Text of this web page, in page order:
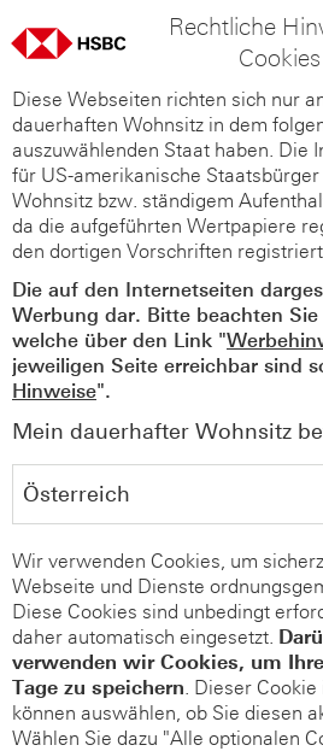
Rechtliche
Cookies
Diese Webseiten richten sich nur
dauerhaften Wohnsitz in dem
auszuwählenden Staat haben. Die
für US-amerikanische
Wohnsitz bzw. ständigem
da die aufgeführten Wertpapiere
den dortigen Vorschriften
Die auf den Internetseiten
Werbung dar. Bitte beachten
welche über den Link "
jeweiligen Seite erreichbar sind
Hinweise".
Mein dauerhafter Wohnsitz
Wir verwenden Cookies, um
Webseite und Dienste
Diese Cookies sind unbedingt
daher automatisch eingesetzt.
verwenden wir Cookies, um
Tage zu speichern. Dieser
können auswählen, ob Sie diesen
Wählen Sie dazu "Alle optionalen